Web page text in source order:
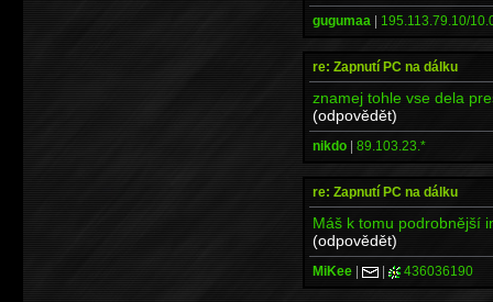
gugumaa | 195.113.79.10/
re: Zapnutí PC na dálku
znamej tohle vse dela
(odpovědět)
nikdo | 89.103.23.*
re: Zapnutí PC na dálku
Máš k tomu podrobnější
(odpovědět)
MiKee | | 436036190